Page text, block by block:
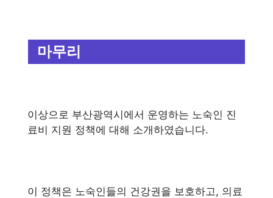
마무리
이상으로 부산광역시에서 운영하는 노숙인 진
료비 지원 정책에 대해 소개하였습니다.
이 정책은 노숙인들의 건강권을 보호하고, 의료